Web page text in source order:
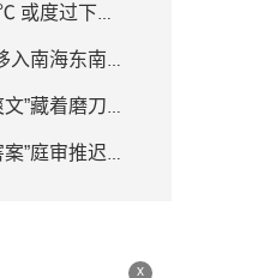
今天北京最高温-1℃ 或度过下半年来最冷白天
台风“雷伊”今晚将移入南海东南部海面 强度逐渐增强
批量复制的“爱国爽文”藏着磨刀霍霍
“南京女大学生遇害案”庭审推迟 律师详解何为排除非法证据
x